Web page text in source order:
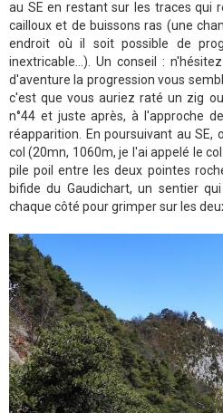
au SE en restant sur les traces qui
cailloux et de buissons ras (une
endroit où il soit possible de
inextricable...). Un conseil :
d'aventure la progression vous
c'est que vous auriez raté un zig
n°44 et juste après, à l'approche
réapparition. En poursuivant au SE,
col (20mn, 1060m, je l'ai appelé le
pile poil entre les deux pointes
bifide du Gaudichart, un sentier
chaque côté pour grimper sur les